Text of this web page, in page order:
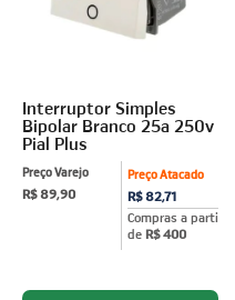
Interruptor Simples
Bipolar Branco 25a 250v
Pial Plus
Preço Atacado
R$ 82,71
Compras a partir
de R$ 400
Preço Varejo
R$ 89,90